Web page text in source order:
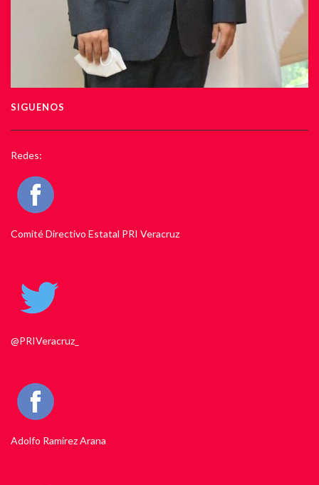
SIGUENOS
Redes:
Comité Directivo Estatal PRI Veracruz
@PRIVeracruz_
Adolfo Ramirez Arana